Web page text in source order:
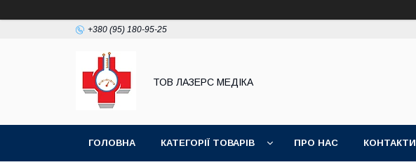
+380 (95) 180-95-25
ТОВ ЛАЗЕРС МЕДІКА
ГОЛОВНА КАТЕГОРІЇ ТОВАРІВ ПРО НАС КОНТАКТИ